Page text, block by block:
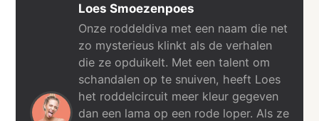
Loes Smoezenpoes
Onze roddeldiva met een naam die net
zo mysterieus klinkt als de verhalen
die ze opduikelt. Met een talent om
schandalen op te snuiven, heeft Loes
het roddelcircuit meer kleur gegeven
dan een lama op een rode loper. Als ze